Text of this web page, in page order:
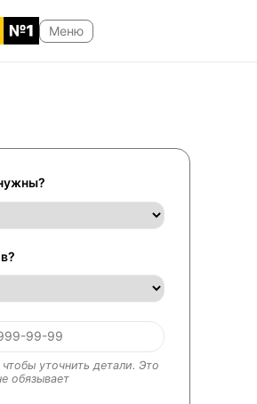
уточнить детали. Это
обязывает